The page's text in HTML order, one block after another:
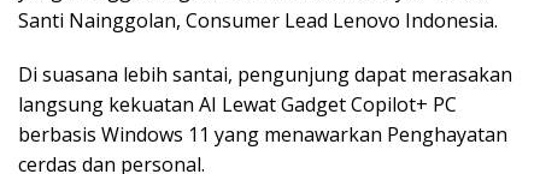
Santi Nainggolan, Consumer Lead Lenovo Indonesia.
Di suasana lebih santai, pengunjung dapat merasakan
langsung kekuatan AI Lewat Gadget Copilot+ PC
berbasis Windows 11 yang menawarkan Penghayatan
cerdas dan personal.